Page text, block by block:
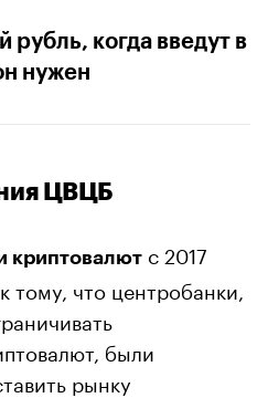
рубль, когда введут в
нужен
ЦВЦБ
криптовалют с 2017
тому, что центробанки,
были
рынку